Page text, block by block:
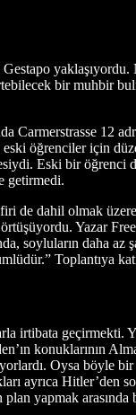
bir muhbir
12
öğrenciler için
Eski bir
getirmedi.
de dahil olmak
Yazar
soyluların daha
Toplantıya
geçirmekti.
konuklarının
Oysa böyle
ayrıca
yapmak arasında